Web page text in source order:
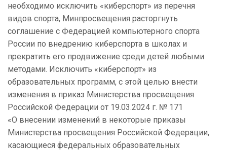
необходимо исключить «киберспорт» из перечня
видов спорта, Минпросвещения расторгнуть
соглашение с Федерацией компьютерного спорта
России по внедрению киберспорта в школах и
прекратить его продвижение среди детей любыми
методами. Исключить «киберспорт» из
образовательных программ, с этой целью внести
изменения в приказ Министерства просвещения
Российской Федерации от 19.03.2024 г. № 171
«О внесении изменений в некоторые приказы
Министерства просвещения Российской Федерации,
касающиеся федеральных образовательных